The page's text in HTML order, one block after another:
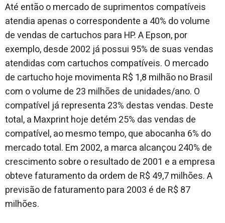
Até então o mercado de suprimentos compatíveis
atendia apenas o correspondente a 40% do volume
de vendas de cartuchos para HP. A Epson, por
exemplo, desde 2002 já possui 95% de suas vendas
atendidas com cartuchos compatíveis. O mercado
de cartucho hoje movimenta R$ 1,8 milhão no Brasil
com o volume de 23 milhões de unidades/ano. O
compatível já representa 23% destas vendas. Deste
total, a Maxprint hoje detém 25% das vendas de
compatível, ao mesmo tempo, que abocanha 6% do
mercado total. Em 2002, a marca alcançou 240% de
crescimento sobre o resultado de 2001 e a empresa
obteve faturamento da ordem de R$ 49,7 milhões. A
previsão de faturamento para 2003 é de R$ 87
milhões.